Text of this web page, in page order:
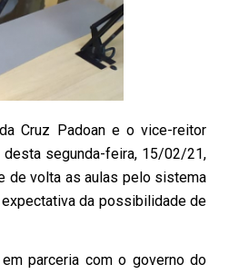
Cruz Padoan e o vice-reitor
desta segunda-feira, 15/02/21,
de volta as aulas pelo sistema
da possibilidade de
parceria com o governo do